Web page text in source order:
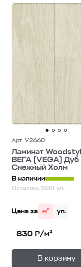
Арт. V2660
Ламинат
ВЕГА (VEGA) Дуб
Снежный Холм
В наличии
Осталось 5051 уп.
Цена за м² уп.
830 ₽/м²
В корзину
— 1уп.